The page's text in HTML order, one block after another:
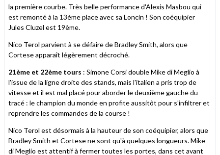
la première courbe. Très belle performance d'Alexis Masbou qui
est remonté à la 13ème place avec sa Loncin ! Son coéquipier
Jules Cluzel est 19ème.
Nico Terol parvient à se défaire de Bradley Smith, alors que
Cortese apparaît légèrement décroché.
21ème et 22ème tours : Simone Corsi double Mike di Meglio à
l'issue de la ligne droite des stands, mais l'italien a pris trop de
vitesse et il est mal placé pour aborder le deuxième gauche du
tracé : le champion du monde en profite aussitôt pour s'infiltrer et
reprendre les commandes de la course !
Nico Terol est désormais à la hauteur de son coéquipier, alors que
Bradley Smith et Cortese ne sont qu'à quelques longueurs. Mike
di Meglio est attentif à fermer toutes les portes, dans cet avant